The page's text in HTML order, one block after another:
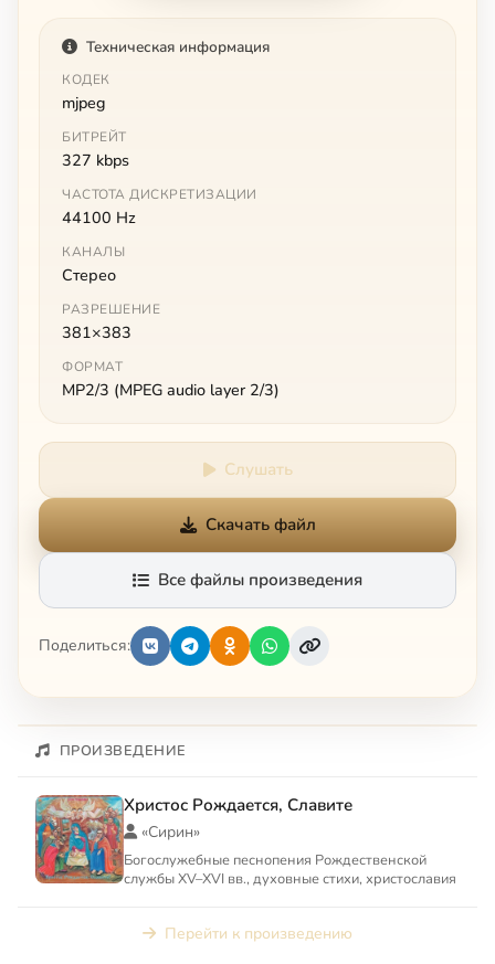
Техническая информация
КОДЕК
mjpeg
БИТРЕЙТ
327 kbps
ЧАСТОТА ДИСКРЕТИЗАЦИИ
44100 Hz
КАНАЛЫ
Стерео
РАЗРЕШЕНИЕ
381×383
ФОРМАТ
MP2/3 (MPEG audio layer 2/3)
Слушать
Скачать файл
Все файлы произведения
Поделиться:
ПРОИЗВЕДЕНИЕ
Христос Рождается, Славите
«Сирин»
Богослужебные песнопения Рождественской
службы XV–XVI вв., духовные стихи, христославия
Перейти к произведению